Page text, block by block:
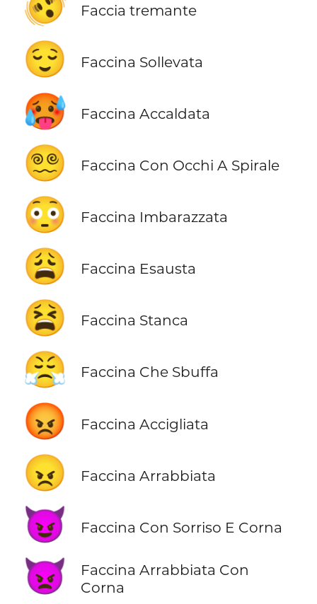
Faccia tremante
😌 Faccina Sollevata
🥵 Faccina Accaldata
😵‍💫 Faccina Con Occhi A Spirale
😳 Faccina Imbarazzata
😩 Faccina Esausta
😫 Faccina Stanca
😤 Faccina Che Sbuffa
😡 Faccina Accigliata
😠 Faccina Arrabbiata
😈 Faccina Con Sorriso E Corna
👿
Faccina Arrabbiata Con
Corna